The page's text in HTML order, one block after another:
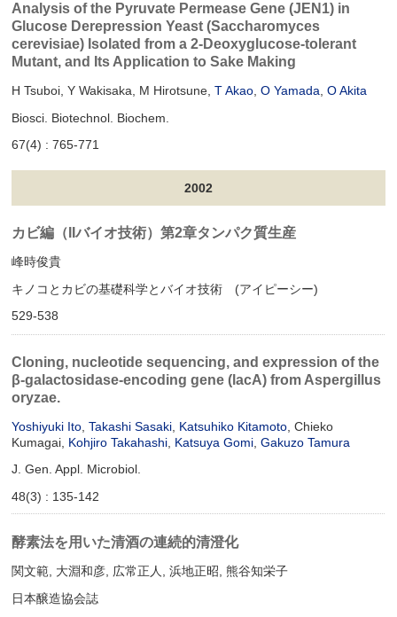
Analysis of the Pyruvate Permease Gene (JEN1) in
Glucose Derepression Yeast (Saccharomyces
cerevisiae) Isolated from a 2-Deoxyglucose-tolerant
Mutant, and Its Application to Sake Making
H Tsuboi, Y Wakisaka, M Hirotsune,T Akao ,O Yamada ,O Akita
Biosci. Biotechnol. Biochem.
67(4) : 765-771
2002
カビ編（IIバイオ技術）第2章タンパク質生産
峰時俊貴
キノコとカビの基礎科学とバイオ技術 (アイピーシー)
529-538
Cloning, nucleotide sequencing, and expression of the
β-galactosidase-encoding gene (lacA) from Aspergillus
oryzae.
Yoshiyuki Ito ,Takashi Sasaki Katsuhiko Kitamoto , Chieko
Kumagai, Kohjiro Takahashi Katsuya Gomi ,Gakuzo Tamura
J. Gen. Appl. Microbiol.
48(3) : 135-142
酵素法を用いた清酒の連続的清澄化
関文範, 大淵和彦, 広常正人, 浜地正昭, 熊谷知栄子
日本醸造協会誌